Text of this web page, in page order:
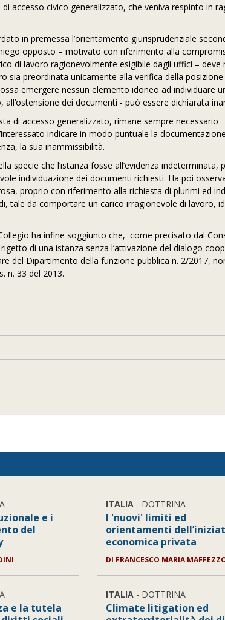
accesso civico generalizzato, che veniva respinto in
in premessa l’orientamento giurisprudenziale
opposto – motivato con riferimento alla
di lavoro ragionevolmente esigibile dagli uffici – deve
sia preordinata unicamente alla verifica della posizione
emergere nessun elemento idoneo ad individuare
dei documenti - può essere dichiarata
di accesso generalizzato, rimane sempre necessario
indicare in modo puntuale la
la sua inammissibilità.
specie che l’istanza fosse all’evidenza indeterminata,
individuazione dei documenti richiesti. Ha poi
proprio con riferimento alla richiesta di plurimi ed
tale da comportare un carico irragionevole di lavoro,
ha infine soggiunto che, come precisato dal
di una istanza senza l’attivazione del dialogo
del Dipartimento della funzione pubblica n. 2/2017,
n. 33 del 2013.
e i
del
e la tutela
ITALIA- DOTTRINA
I 'nuovi' limiti ed
orientamenti
economica privata
DI FRANCESCO MARIA
ITALIA- DOTTRINA
Climate litigation ed